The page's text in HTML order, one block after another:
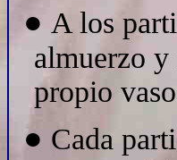
● A los
almuerzo
propio
● Cada